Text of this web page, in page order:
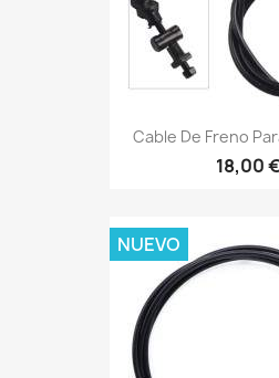
Cable De Freno
18,00 €
NUEVO